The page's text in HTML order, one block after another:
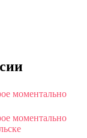
моментально
моментально